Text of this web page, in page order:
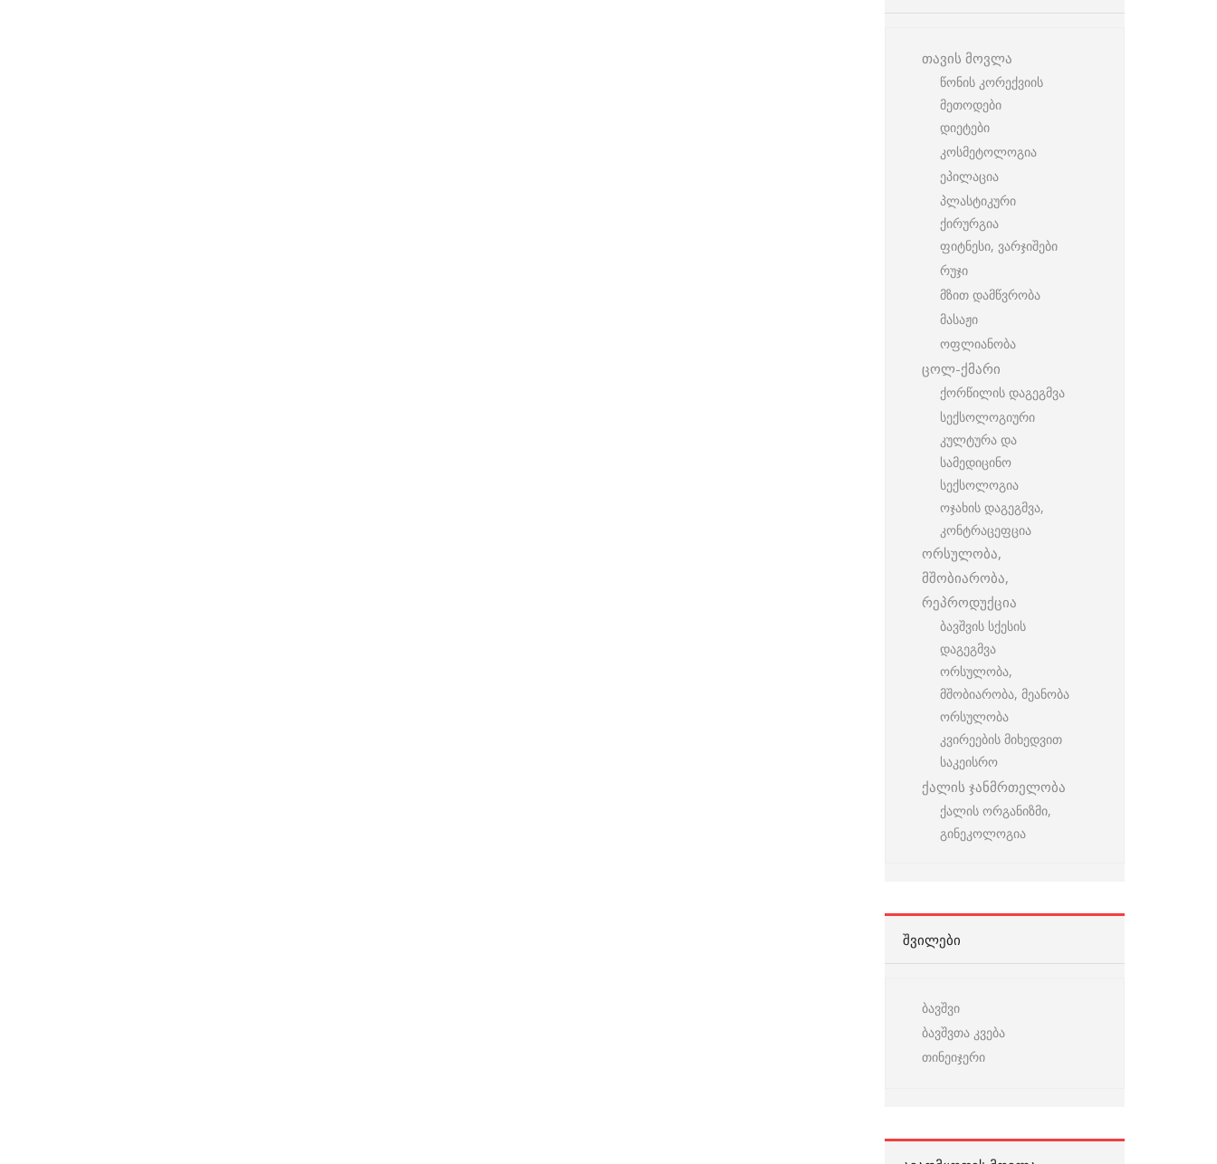
თავის მოვლა
წონის კორექვიის
მეთოდები
დიეტები
კოსმეტოლოგია
ეპილაცია
პლასტიკური
ქირურგია
ფიტნესი, ვარჯიშები
რუჯი
მზით დამწვრობა
მასაჟი
ოფლიანობა
ცოლ-ქმარი
ქორწილის დაგეგმვა
სექსოლოგიური
კულტურა და
სამედიცინო
სექსოლოგია
ოჯახის დაგეგმვა,
კონტრაცეფცია
ორსულობა,
მშობიარობა,
რეპროდუქცია
ბავშვის სქესის
დაგეგმვა
ორსულობა,
მშობიარობა, მეანობა
ორსულობა
კვირეების მიხედვით
საკეისრო
ქალის ჯანმრთელობა
ქალის ორგანიზმი,
გინეკოლოგია
ᲨᲕᲘᲚᲔᲑᲘ
ბავშვი
ბავშვთა კვება
თინეიჯერი